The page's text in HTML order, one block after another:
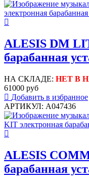
ALESIS DM
барабанная
НА СКЛАДЕ: НЕТ В
61000 руб
Добавить в избранное
АРТИКУЛ: A047436
ALESIS
барабанная